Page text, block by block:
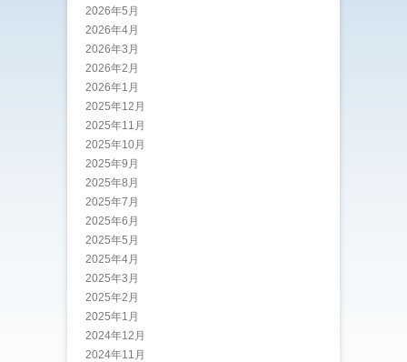
2026年5月
2026年4月
2026年3月
2026年2月
2026年1月
2025年12月
2025年11月
2025年10月
2025年9月
2025年8月
2025年7月
2025年6月
2025年5月
2025年4月
2025年3月
2025年2月
2025年1月
2024年12月
2024年11月